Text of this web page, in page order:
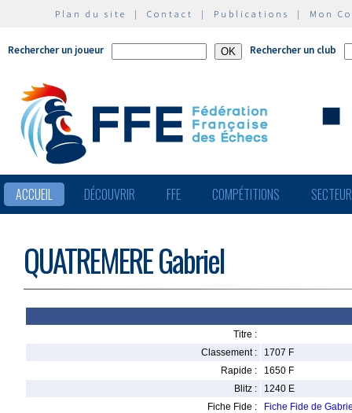
Plan du site | Contact | Publications | Mon
Rechercher un joueur Rechercher un club
ACCUEIL DÉCOUVRIR FFE COMPÉTITIONS
QUATREMERE Gabriel
Titre :
Classement :
1707 F
Rapide :
1650 F
Blitz :
1240 E
Fiche Fide :
Fiche Fide de